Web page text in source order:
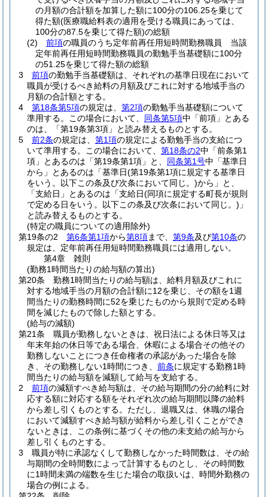
の月額の合計額を加算した額に100分の106.25を乗じて
得た額(医療職給料表の適用を受ける職員にあっては、
100分の87.5を乗じて得た額)の総額
(2)
前項の職員のうち定年前再任用短時間勤務職員 当該
定年前再任用短時間勤務職員の勤勉手当基礎額に100分
の51.25を乗じて得た額の総額
3
前項の勤勉手当基礎額は、それぞれの基準日現在において
職員が受けるべき給料の月額及びこれに対する地域手当の
月額の合計額とする。
4
第18条第5項の規定は、 第2項の勤勉手当基礎額について
準用する。
この場合において、 同条第5項中「前項」とある
のは、「第19条第3項」と読み替えるものとする。
5
前2条の規定は、 第1項の規定による勤勉手当の支給につ
いて準用する。
この場合において、 第18条の2中「前条第1
項」とあるのは「第19条第1項」と、 同条第1号中「基準日
から」とあるのは「基準日(第19条第1項に規定する基準日
をいう。以下この条及び次条において同じ。)から」と、
「支給日」とあるのは「支給日(同項に規定する町長が規則
で定める日をいう。以下この条及び次条において同じ。) 」
と読み替えるものとする。
(特定の職員についての適用除外)
第19条の2
第6条第1項から第8項まで、 第9条及び第10条の
規定は、定年前再任用短時間勤務職員には適用しない。
第4章
雑則
(勤務1時間当たりの給与額の算出)
第20条
勤務1時間当たりの給与額は、給料月額及びこれに
対する地域手当の月額の合計額に12を乗じ、その額を1週
間当たりの勤務時間に52を乗じたものから規則で定める時
間を減じたもので除した額とする。
(給与の減額)
第21条
職員が勤務しないときは、祝日法による休日等又は
年末年始の休日等である場合、休暇による場合その他その
勤務しないことにつき任命権者の承認があった場合を除
き、その勤務しない1時間につき、 前条に規定する勤務1時
間当たりの給与額を減額して給与を支給する。
2
前項の減額すべき給与額は、その給与期間の分の給料に対
応する額に対応する額をそれぞれ次の給与期間以降の給料
から差し引くものとする。 ただし、退職又は、休職の場合
において減額すべき給与額が給料から差し引くことができ
ないときは、この条例に基づくその他の未支給の給与から
差し引くものとする。
3
職員が特に承認なくして勤務しなかった時間数は、その給
与期間の全時間数によって計算するものとし、その時間数
に1時間未満の端数を生じた場合の取扱いは、時間外勤務の
場合の例による。